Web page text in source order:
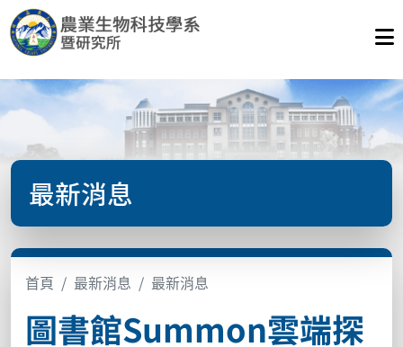
最新消息
首頁 最新消息 最新消息
圖書館Summon雲端探